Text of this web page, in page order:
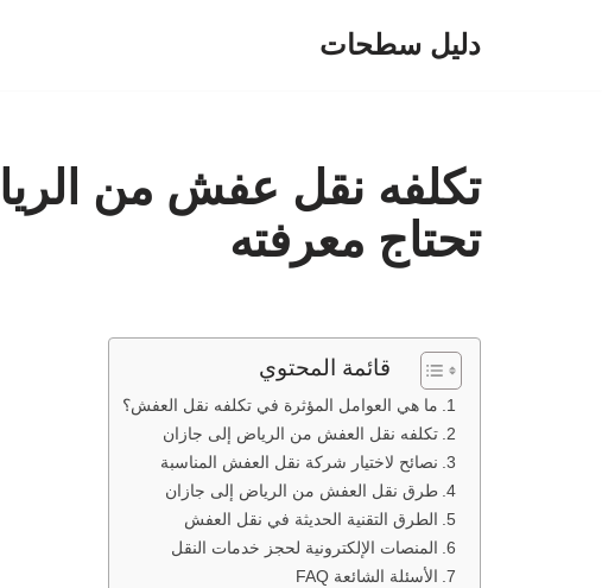
دليل سطحات
تكلفه نقل عفش من
تحتاج معرفته
قائمة المحتوي
ما هي العوامل المؤثرة في تكلفه نقل العفش؟
تكلفه نقل العفش من الرياض إلى جازان
نصائح لاختيار شركة نقل العفش المناسبة
طرق نقل العفش من الرياض إلى جازان
الطرق التقنية الحديثة في نقل العفش
المنصات الإلكترونية لحجز خدمات النقل
الأسئلة الشائعة FAQ